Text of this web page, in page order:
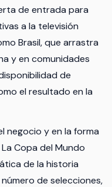
de entrada para
a la televisión
Brasil, que arrastra
y en comunidades
de
el resultado en la
negocio y en la forma
Copa del Mundo
de la historia
de selecciones,